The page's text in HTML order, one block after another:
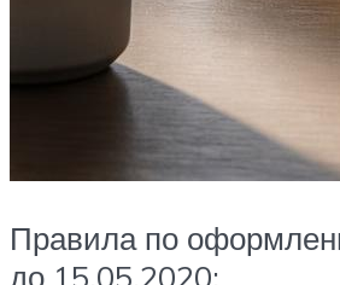
Правила по
до 15.05.2020: